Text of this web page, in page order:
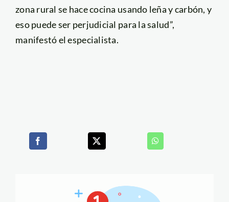
zona rural se hace cocina usando leña y carbón, y
eso puede ser perjudicial para la salud”,
manifestó el especialista.